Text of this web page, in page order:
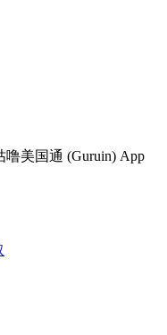
美国通 (Guruin) App